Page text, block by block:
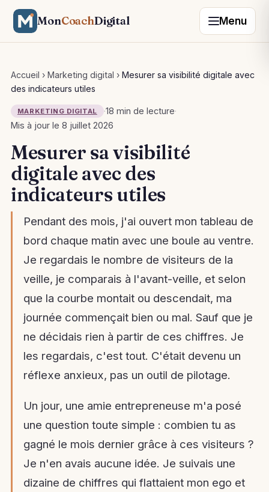
MonCoachDigital Menu
Accueil › Marketing digital › Mesurer sa visibilité digitale avec
des indicateurs utiles
MARKETING DIGITAL ·18 min de lecture·
Mis à jour le 8 juillet 2026
Mesurer sa visibilité
digitale avec des
indicateurs utiles
Pendant des mois, j'ai ouvert mon tableau de
bord chaque matin avec une boule au ventre.
Je regardais le nombre de visiteurs de la
veille, je comparais à l'avant-veille, et selon
que la courbe montait ou descendait, ma
journée commençait bien ou mal. Sauf que je
ne décidais rien à partir de ces chiffres. Je
les regardais, c'est tout. C'était devenu un
réflexe anxieux, pas un outil de pilotage.
Un jour, une amie entrepreneuse m'a posé
une question toute simple : combien tu as
gagné le mois dernier grâce à ces visiteurs ?
Je n'en avais aucune idée. Je suivais une
dizaine de chiffres qui flattaient mon ego et